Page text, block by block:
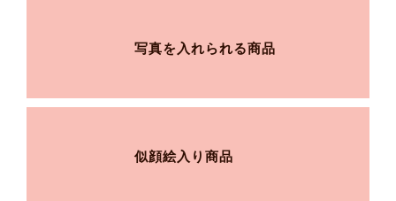
写真を入れられる商品
似顔絵入り商品